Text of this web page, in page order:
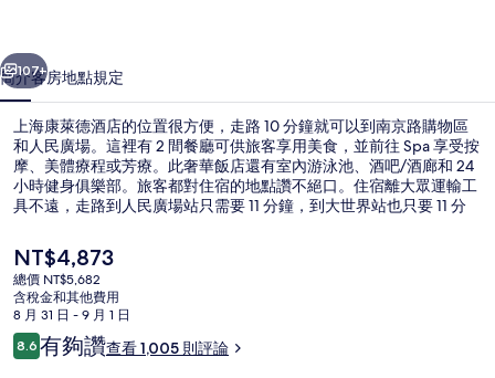
的
相
片
集
個 下一個
107+
簡介客房地點規定
上海康萊德酒店的位置很方便，走路 10 分鐘就可以到南京路購物區
和人民廣場。這裡有 2 間餐廳可供旅客享用美食，並前往 Spa 享受按
摩、美體療程或芳療。此奢華飯店還有室內游泳池、酒吧/酒廊和 24
小時健身俱樂部。旅客都對住宿的地點讚不絕口。住宿離大眾運輸工
具不遠，走路到人民廣場站只需要 11 分鐘，到大世界站也只要 11 分
目
前
的
價
格
是
NT$4,873
總價 NT$5,682
含稅金和其他費用
8 月 31 日 - 9 月 1 日
評
論
8.68.6 分，滿分 10 分，
有夠讚查看 1,005 則評論